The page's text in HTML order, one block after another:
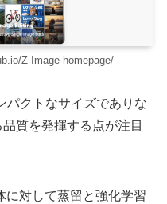
Z-Image-homepage/
パクトなサイズでありな
品質を発揮する点が注目
に対して蒸留と強化学習